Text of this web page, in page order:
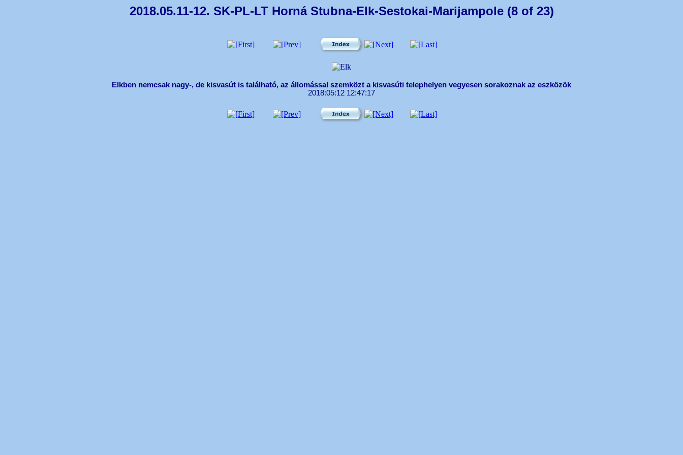
2018.05.11-12. SK-PL-LT Horná Stubna-Elk-Sestokai-Marijampole (8 of 23)
Elkben nemcsak nagy-, de kisvasút is található, az állomással szemközt a kisvasúti telephelyen vegyesen sorakoznak az eszközök
2018:05:12 12:47:17